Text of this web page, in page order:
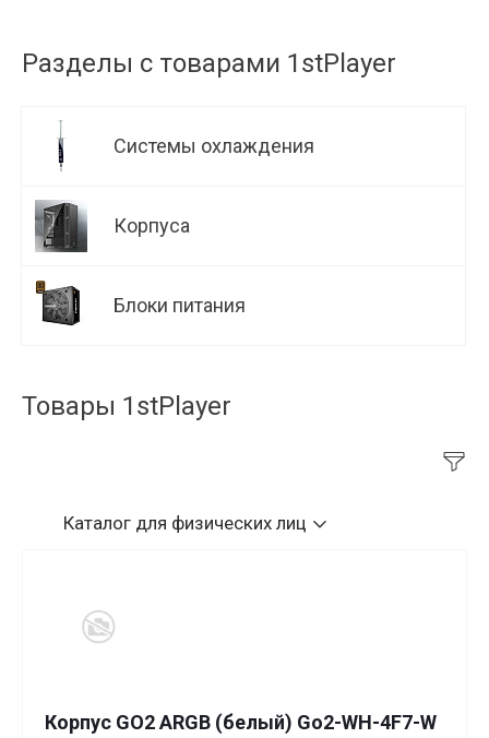
Разделы с товарами 1stPlayer
Системы охлаждения
Корпуса
Блоки питания
Товары 1stPlayer
Каталог для физических лиц
Корпус GO2 ARGB (белый) Go2-WH-4F7-W